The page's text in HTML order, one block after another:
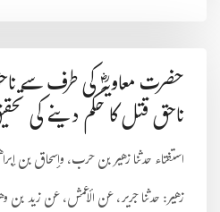
حضرت معاویہؓ کی طرف سے
ناحق قتل کا حکم دینے کی
استفتاء حدثنا زهير بن حرب، وإسحاق بن
زهير: حدثنا جرير، عن الأعمش، عن زيد